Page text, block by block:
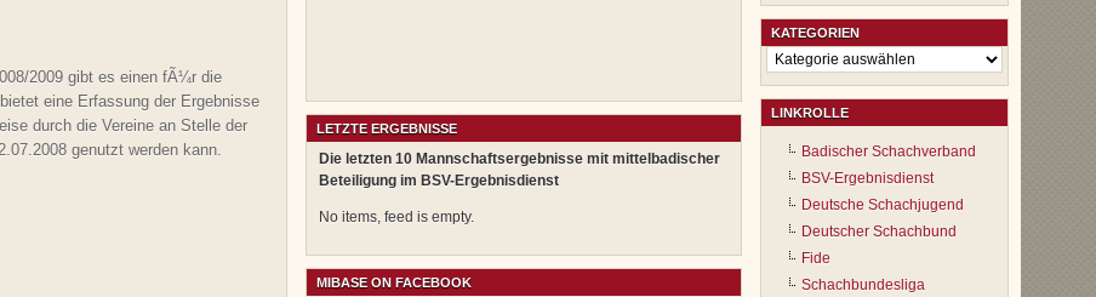
2009 gibt es einen fÃ¼r die
eine Erfassung der Ergebnisse
durch die Vereine an Stelle der
genutzt werden kann.
LETZTE ERGEBNISSE
Die letzten 10 Mannschaftsergebnisse mit mittelbadischer
Beteiligung im BSV-Ergebnisdienst
No items, feed is empty.
MIBASE ON FACEBOOK
KATEGORIEN
Kategorien
LINKROLLE
Badischer Schachverband
BSV-Ergebnisdienst
Deutsche Schachjugend
Deutscher Schachbund
Fide
Schachbundesliga